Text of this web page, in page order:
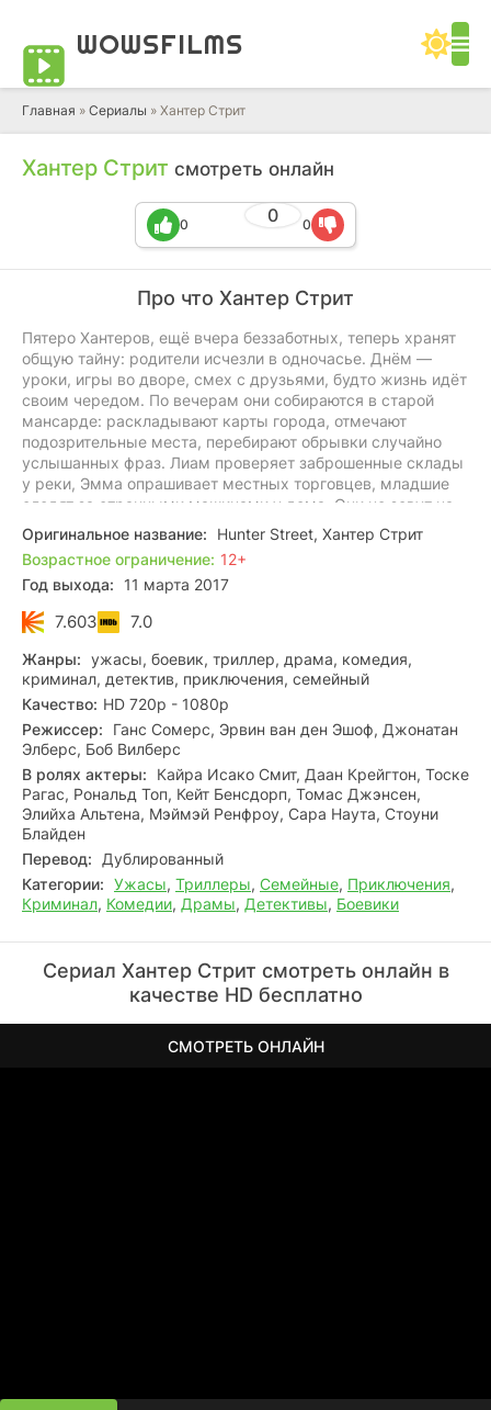
WOWSFILMS
Главная » Сериалы » Хантер Стрит
Хантер Стрит смотреть онлайн
0
0 0
Про что Хантер Стрит
Пятеро Хантеров, ещё вчера беззаботных, теперь хранят
общую тайну: родители исчезли в одночасье. Днём —
уроки, игры во дворе, смех с друзьями, будто жизнь идёт
своим чередом. По вечерам они собираются в старой
мансарде: раскладывают карты города, отмечают
подозрительные места, перебирают обрывки случайно
услышанных фраз. Лиам проверяет заброшенные склады
у реки, Эмма опрашивает местных торговцев, младшие
следят за странными машинами у дома. Они не зовут на
помощь: верят, что только так, скрывая тревогу, смогут
отыскать след и вернуть родных.
Оригинальное название:
Hunter Street, Хантер Стрит
Возрастное ограничение: 12+
Год выхода:
11 марта 2017
7.603 7.0
Жанры: ужасы, боевик, триллер, драма, комедия,
криминал, детектив, приключения, семейный
Качество: HD 720p - 1080p
Режиссер:
Ганс Сомерс, Эрвин ван ден Эшоф, Джонатан
Элберс, Боб Вилберс
В ролях актеры:
Кайра Исако Смит, Даан Крейгтон, Тоске
Рагас, Рональд Топ, Кейт Бенсдорп, Томас Джэнсен,
Элийха Альтена, Мэймэй Ренфроу, Сара Наута, Стоуни
Блайден
Перевод:
Дублированный
Категории: Ужасы, Триллеры, Семейные, Приключения,
Криминал, Комедии, Драмы, Детективы, Боевики
Сериал Хантер Стрит смотреть онлайн в
качестве HD бесплатно
СМОТРЕТЬ ОНЛАЙН